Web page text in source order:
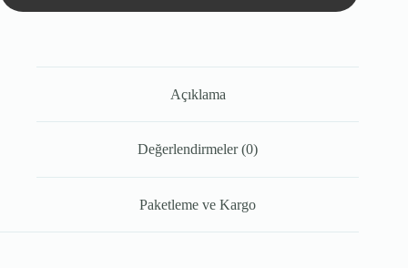
Açıklama
Değerlendirmeler (0)
Paketleme ve Kargo